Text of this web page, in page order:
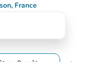
France
Maps)